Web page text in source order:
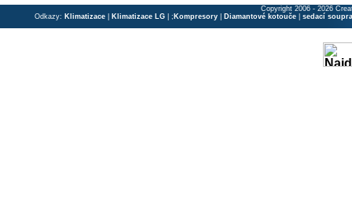
Copyright 2006 - 2026
Odkazy: Klimatizace Klimatizace LG | ; Kompresory Diamantové kotouče sedací